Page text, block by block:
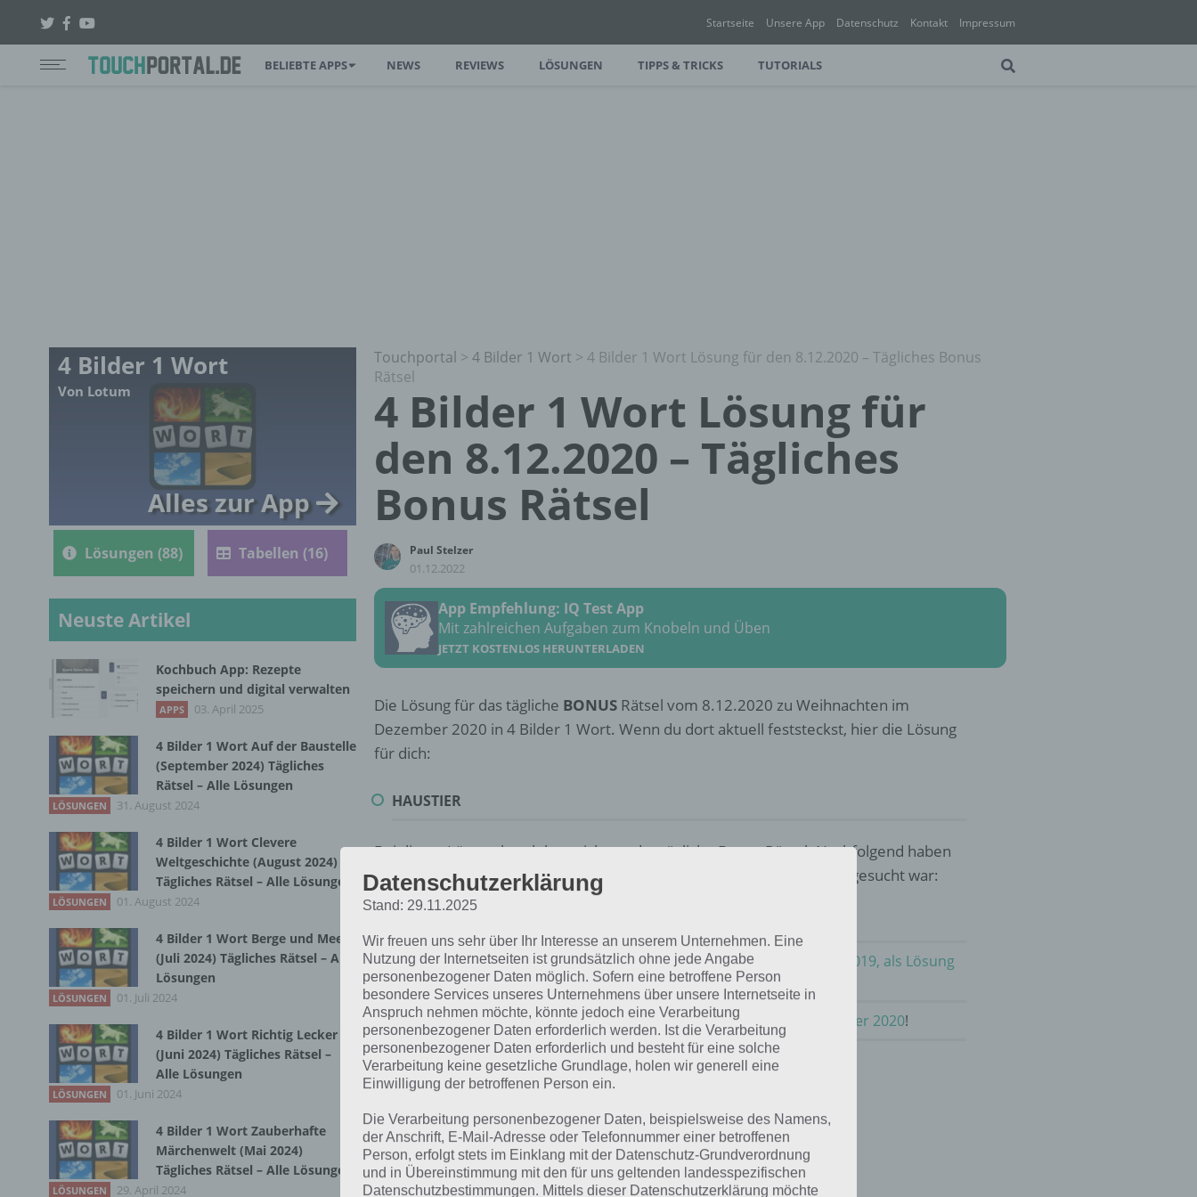
Startseite Unsere App Datenschutz Kontakt Impressum
BELIEBTE APPS NEWS REVIEWS LÖSUNGEN TIPPS & TRICKS TUTORIALS
Touchportal > 4 Bilder 1 Wort > 4 Bilder 1 Wort Lösung für den 8.12.2020 – Tägliches Bonus
Rätsel
4 Bilder 1 Wort Lösung für
den 8.12.2020 – Tägliches
Bonus Rätsel
Paul Stelzer
01.12.2022
App Empfehlung: IQ Test App
Mit zahlreichen Aufgaben zum Knobeln und Üben
JETZT KOSTENLOS HERUNTERLADEN
Die Lösung für das tägliche BONUS Rätsel vom 8.12.2020 zu Weihnachten im
Dezember 2020 in 4 Bilder 1 Wort. Wenn du dort aktuell feststeckst, hier die Lösung
für dich:
HAUSTIER
Bei dieser Lösung handelt es sich um das tägliche Bonus Rätsel. Nachfolgend haben
wir noch die Links beispielsweise zum täglichen Rätsel und was 2019 gesucht war:
Rätsel aus dem Jahr 2019:Schau mal, was vor einem Jahr, am 8.12.2019, als Lösung
gesucht war
Zur Übersicht:4 Bilder 1 Wort Lösungen zu Weihnachten im Dezember 2020!
4 Bilder 1 Wort
Von Lotum
Alles zur App
Lösungen (88) Tabellen (16)
Neuste Artikel
Kochbuch App: Rezepte
speichern und digital verwalten
APPS 03. April 2025
4 Bilder 1 Wort Auf der Baustelle
(September 2024) Tägliches
Rätsel – Alle Lösungen
LÖSUNGEN 31. August 2024
4 Bilder 1 Wort Clevere
Weltgeschichte (August 2024)
Tägliches Rätsel – Alle Lösungen
LÖSUNGEN 01. August 2024
4 Bilder 1 Wort Berge und Meer
(Juli 2024) Tägliches Rätsel – Alle
Lösungen
LÖSUNGEN 01. Juli 2024
4 Bilder 1 Wort Richtig Lecker
(Juni 2024) Tägliches Rätsel –
Alle Lösungen
LÖSUNGEN 01. Juni 2024
4 Bilder 1 Wort Zauberhafte
Märchenwelt (Mai 2024)
Tägliches Rätsel – Alle Lösungen
LÖSUNGEN 29. April 2024
Datenschutzerklärung
Stand: 29.11.2025
Wir freuen uns sehr über Ihr Interesse an unserem Unternehmen. Eine
Nutzung der Internetseiten ist grundsätzlich ohne jede Angabe
personenbezogener Daten möglich. Sofern eine betroffene Person
besondere Services unseres Unternehmens über unsere Internetseite in
Anspruch nehmen möchte, könnte jedoch eine Verarbeitung
personenbezogener Daten erforderlich werden. Ist die Verarbeitung
personenbezogener Daten erforderlich und besteht für eine solche
Verarbeitung keine gesetzliche Grundlage, holen wir generell eine
Einwilligung der betroffenen Person ein.
Die Verarbeitung personenbezogener Daten, beispielsweise des Namens,
der Anschrift, E-Mail-Adresse oder Telefonnummer einer betroffenen
Person, erfolgt stets im Einklang mit der Datenschutz-Grundverordnung
und in Übereinstimmung mit den für uns geltenden landesspezifischen
Datenschutzbestimmungen. Mittels dieser Datenschutzerklärung möchte